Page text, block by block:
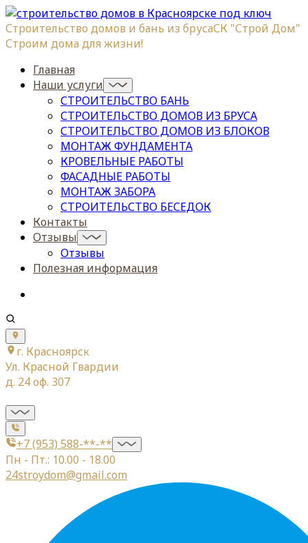
Строительство домов и бань из брусаСК "Строй Дом"
Строим дома для жизни!
Главная
Наши услуги
СТРОИТЕЛЬСТВО БАНЬ
СТРОИТЕЛЬСТВО ДОМОВ ИЗ БРУСА
СТРОИТЕЛЬСТВО ДОМОВ ИЗ БЛОКОВ
МОНТАЖ ФУНДАМЕНТА
КРОВЕЛЬНЫЕ РАБОТЫ
ФАСАДНЫЕ РАБОТЫ
МОНТАЖ ЗАБОРА
СТРОИТЕЛЬСТВО БЕСЕДОК
Контакты
Отзывы
Отзывы
Полезная информация
г. Красноярск
Ул. Красной Гвардии
д. 24 оф. 307
+7 (953) 588-**-**
Пн - Пт.: 10.00 - 18.00
24stroydom@gmail.com